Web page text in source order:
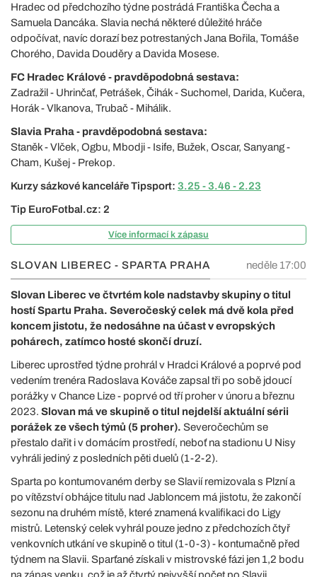
Hradec od předchozího týdne postrádá Františka Čecha a
Samuela Dancáka. Slavia nechá některé důležité hráče
odpočívat, navíc dorazí bez potrestaných Jana Bořila, Tomáše
Chorého, Davida Douděry a Davida Mosese.
FC Hradec Králové - pravděpodobná sestava:
Zadražil - Uhrinčať, Petrášek, Čihák - Suchomel, Darida, Kučera,
Horák - Vlkanova, Trubač - Mihálik.
Slavia Praha - pravděpodobná sestava:
Staněk - Vlček, Ogbu, Mbodji - Isife, Bužek, Oscar, Sanyang -
Cham, Kušej - Prekop.
Kurzy sázkové kanceláře Tipsport: 3.25 - 3.46 - 2.23
Tip EuroFotbal.cz: 2
Více informací k zápasu
SLOVAN LIBEREC - SPARTA PRAHA neděle 17:00
Slovan Liberec ve čtvrtém kole nadstavby skupiny o titul
hostí Spartu Praha. Severočeský celek má dvě kola před
koncem jistotu, že nedosáhne na účast v evropských
pohárech, zatímco hosté skončí druzí.
Liberec uprostřed týdne prohrál v Hradci Králové a poprvé pod
vedením trenéra Radoslava Kováče zapsal tři po sobě jdoucí
porážky v Chance Lize - poprvé od tří proher v únoru a březnu
2023. Slovan má ve skupině o titul nejdelší aktuální sérii
porážek ze všech týmů (5 proher). Severočechům se
přestalo dařit i v domácím prostředí, neboť na stadionu U Nisy
vyhráli jediný z posledních pěti duelů (1-2-2).
Sparta po kontumovaném derby se Slavií remizovala s Plzní a
po vítězství obhájce titulu nad Jabloncem má jistotu, že zakončí
sezonu na druhém místě, které znamená kvalifikaci do Ligy
mistrů. Letenský celek vyhrál pouze jedno z předchozích čtyř
venkovních utkání ve skupině o titul (1-0-3) - kontumačně před
týdnem na Slavii. Sparťané získali v mistrovské fázi jen 1,2 bodu